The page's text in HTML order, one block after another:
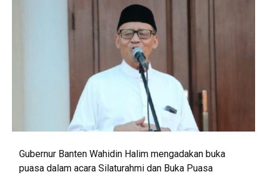
Gubernur Banten Wahidin Halim mengadakan buka
puasa dalam acara Silaturahmi dan Buka Puasa